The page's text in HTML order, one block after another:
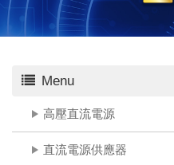
Menu
高壓直流電源
直流電源供應器